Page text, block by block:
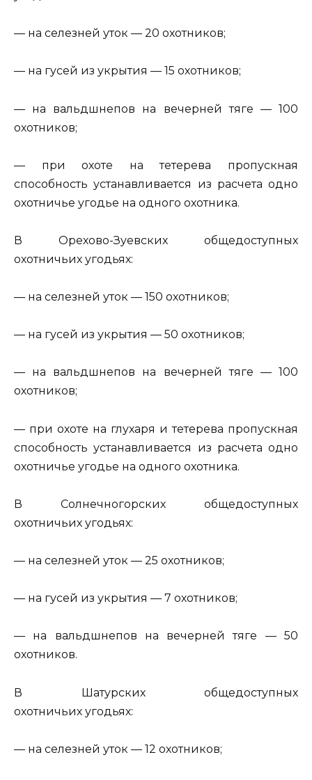
— на селезней уток — 20 охотников;
— на гусей из укрытия — 15 охотников;
— на вальдшнепов на вечерней тяге — 100
охотников;
— при охоте на тетерева пропускная
способность устанавливается из расчета одно
охотничье угодье на одного охотника.
В Орехово-Зуевских общедоступных
охотничьих угодьях:
— на селезней уток — 150 охотников;
— на гусей из укрытия — 50 охотников;
— на вальдшнепов на вечерней тяге — 100
охотников;
— при охоте на глухаря и тетерева пропускная
способность устанавливается из расчета одно
охотничье угодье на одного охотника.
В Солнечногорских общедоступных
охотничьих угодьях:
— на селезней уток — 25 охотников;
— на гусей из укрытия — 7 охотников;
— на вальдшнепов на вечерней тяге — 50
охотников.
В Шатурских общедоступных
охотничьих угодьях:
— на селезней уток — 12 охотников;